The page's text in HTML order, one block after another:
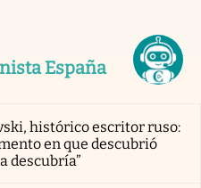
España
histórico escritor ruso:
en que descubrió
descubría”